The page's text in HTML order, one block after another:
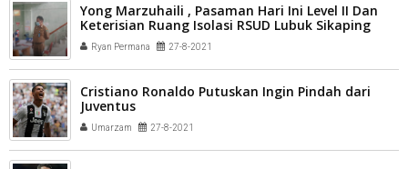
Yong Marzuhaili , Pasaman Hari Ini Level II Dan
Keterisian Ruang Isolasi RSUD Lubuk Sikaping
Menurun
Ryan Permana 27-8-2021
Cristiano Ronaldo Putuskan Ingin Pindah dari
Juventus
Umarzam 27-8-2021